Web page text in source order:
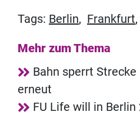
Tags: Berlin, Frankfurt,
Mehr zum Thema
Bahn sperrt
erneut
FU Life will in